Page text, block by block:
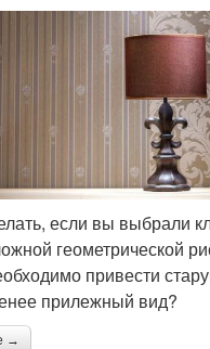
если вы выбрали
геометрической
привести
прилежный вид?
→